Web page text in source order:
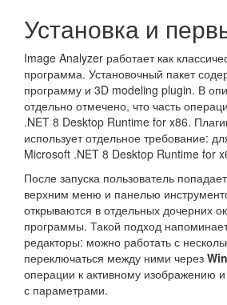
Установка и
Image Analyzer работает как
программа. Установочный пакет
программу и 3D modeling plugin. В
отдельно отмечено, что часть
.NET 8 Desktop Runtime for x86.
использует отдельное требование:
Microsoft .NET 8 Desktop Runtime for
После запуска пользователь
верхним меню и панелью
открываются в отдельных дочерних
программы. Такой подход
редакторы: можно работать с
переключаться между ними через
операции к активному изображению и
с параметрами.